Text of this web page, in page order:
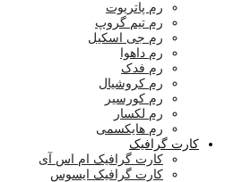
رم پاتریوت
رم تیم گروپ
رم جی اسکیل
رم داهوا
رم فدک
رم کروشیال
رم کورسیر
رم لکسار
رم هایکسمی
کارت گرافیک
کارت گرافیک ام اس آی
کارت گرافیک ایسوس